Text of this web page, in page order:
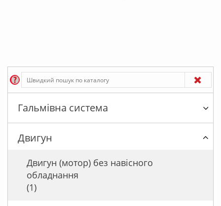
Гальмівна система
Двигун
Двигун (мотор) без навісного
обладнання
(1)